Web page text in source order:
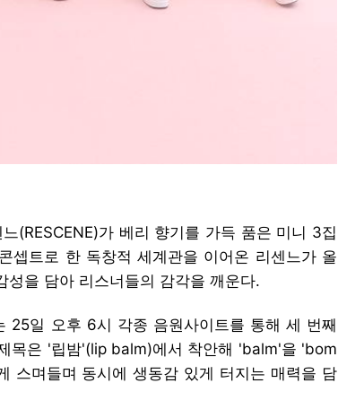
(RESCENE)가 베리 향기를 가득 품은 미니 3집
셉트로 한 독창적 세계관을 이어온 리센느가 올
을 담아 리스너들의 감각을 깨운다.
25일 오후 6시 각종 음원사이트를 통해 세 번째
목은 '립밤'(lip balm)에서 착안해 'balm'을 'bom
스며들며 동시에 생동감 있게 터지는 매력을 담